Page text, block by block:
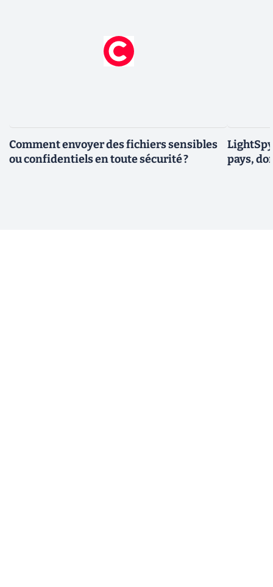
Comment envoyer des fichiers sensibles
ou confidentiels en toute sécurité ?
pays,